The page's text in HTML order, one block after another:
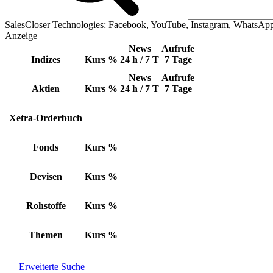
SalesCloser Technologies: Facebook, YouTube, Instagram,
Anzeige
Indizes Kurs %
News
24 h / 7 T
Aufrufe
7 Tage
Aktien Kurs %
News
24 h / 7 T
Aufrufe
7 Tage
Xetra-Orderbuch
Fonds Kurs %
Devisen Kurs %
Rohstoffe Kurs %
Themen Kurs %
Erweiterte Suche